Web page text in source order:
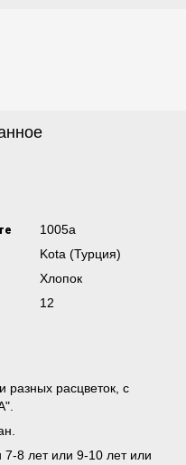
1005а
Kota (Турция)
Хлопок
12
разных расцветок, с
8 лет или 9-10 лет или